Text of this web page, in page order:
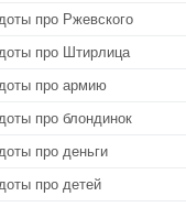
про Ржевского
про Штирлица
про армию
про блондинок
про деньги
про детей